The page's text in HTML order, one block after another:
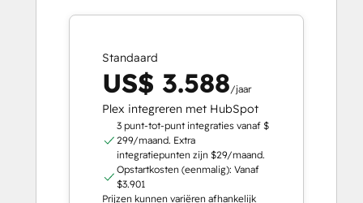
Standaard
US$ 3.588/jaar
Plex integreren met HubSpot
3 punt-tot-punt integraties vanaf $
299/maand. Extra
integratiepunten zijn $29/maand.
Opstartkosten (eenmalig): Vanaf
$3.901
Prijzen kunnen variëren afhankelijk